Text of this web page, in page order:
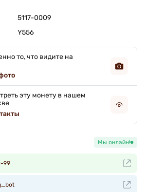
5117-0009
Y556
то, что видите на
эту монету в нашем
Мы онлайн!
99